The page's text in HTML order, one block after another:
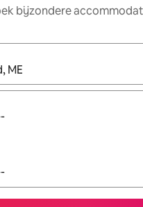
bijzondere
er resultaten beschikbaar